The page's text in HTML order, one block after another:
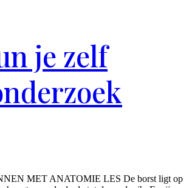
je zelf
MET ANATOMIE LES De borst ligt op